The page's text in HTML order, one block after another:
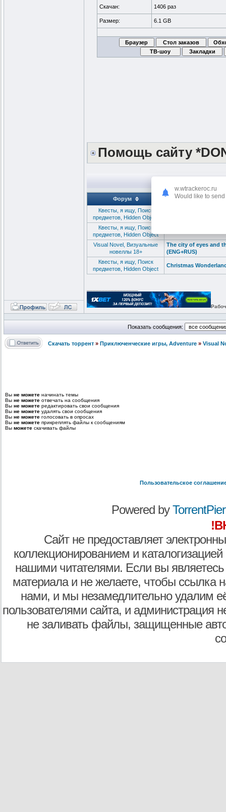
Скачан: 1406 раз
Размер: 6.1 GB
Помощь сайту
Форум
Квесты, я ищу, Поиск
предметов, Hidden Object
Квесты, я ищу, Поиск
предметов, Hidden Object
Visual Novel, Визуальные
новеллы 18+
The city of eyes and
(ENG+RUS)
Квесты, я ищу, Поиск
предметов, Hidden Object
Christmas
Показать сообщения:
Скачать торрент » Приключенческие игры, Adventure » Visual
Вы не можете начинать темы
Вы не можете отвечать на сообщения
Вы не можете редактировать свои сообщения
Вы не можете удалять свои сообщения
Вы не можете голосовать в опросах
Вы не можете прикреплять файлы к сообщениям
Вы можете скачивать файлы
Пользовательское
Powered by
Сайт не предоставляет
коллекционированием и
нашими читателями. Если вы являетесь
материала и не желаете, чтобы ссылка
нами, и мы незамедлительно удалим
пользователями сайта, и администрация
не заливать файлы, защищенные
w.wtrackeroc.ru
Would like to